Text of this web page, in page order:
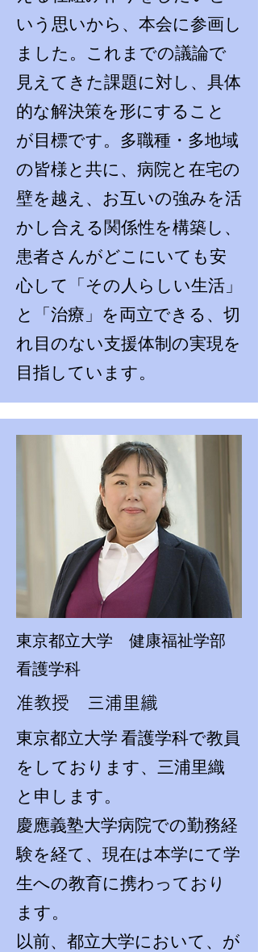
いう思いから、本会に参画し
ました。これまでの議論で
見えてきた課題に対し、具体
的な解決策を形にすること
が目標です。多職種・多地域
の皆様と共に、病院と在宅の
壁を越え、お互いの強みを活
かし合える関係性を構築し、
患者さんがどこにいても安
心して「その人らしい生活」
と「治療」を両立できる、切
れ目のない支援体制の実現を
目指しています。​
東京都立大学 健康福祉学部
看護学科
准教授 三浦里織
東京都立大学 看護学科で教員
をしております、三浦里織
と申します。
慶應義塾大学病院での勤務経
験を経て、現在は本学にて学
生への教育に携わっており
ます。
以前、都立大学において、が